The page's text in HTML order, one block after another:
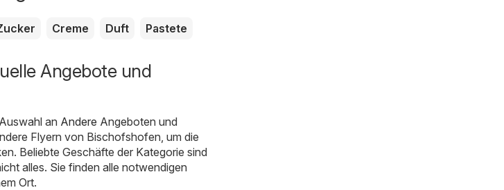
Creme Duft Pastete
Angebote und
an Andere Angeboten und
Flyern von Bischofshofen, um die
Beliebte Geschäfte der Kategorie sind
alles. Sie finden alle notwendigen
Ort.